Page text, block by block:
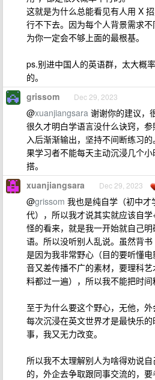
这就是为什么总能看见有人用 X
行不下去。因为每个人背景需求
为你一定会不够上面的最根基。
ps.别进中国人的英语群，太大概
的。
grissom Dec 29, 2023
@xuanjiangsara 谢谢你的建议，
很久才明白学语言没什么诀窍，
入后渐渐输出，坚持不间断练习
果学习者不能每天主动沉浸几个
搭。
xuanjiangsara Dec 29, 2023
@grissom 我也是纯自学（初中
代），所以我才说其实就应该自
怪的看来，就是我一开始就自己
语。所以没听别人乱说。虽然背
是因为我非常野心（目的要听懂
音又差传播不广的素材，要理科
料都过一遍），所以我不能把时间
至于为什么要这个野心，无他，
每次沉浸在英文世界才是最快乐
事，我又无力改变。
所以我不太理解别人为啥得劝说
的，外企去争取跟同事交流的，